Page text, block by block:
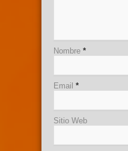
Nombre *
Email *
Sitio Web